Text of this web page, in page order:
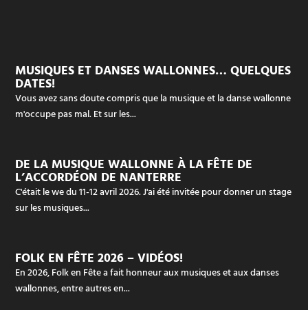
MUSIQUES ET DANSES WALLONNES… QUELQUES
DATES!
Vous avez sans doute compris que la musique et la danse wallonne
m'occupe pas mal. Et sur les...
DE LA MUSIQUE WALLONNE À LA FÊTE DE
L’ACCORDÉON DE NANTERRE
C'était le we du 11-12 avril 2026. J'ai été invitée pour donner un stage
sur les musiques...
FOLK EN FÊTE 2026 – VIDÉOS!
En 2026, Folk en Fête a fait honneur aux musiques et aux danses
wallonnes, entre autres en...